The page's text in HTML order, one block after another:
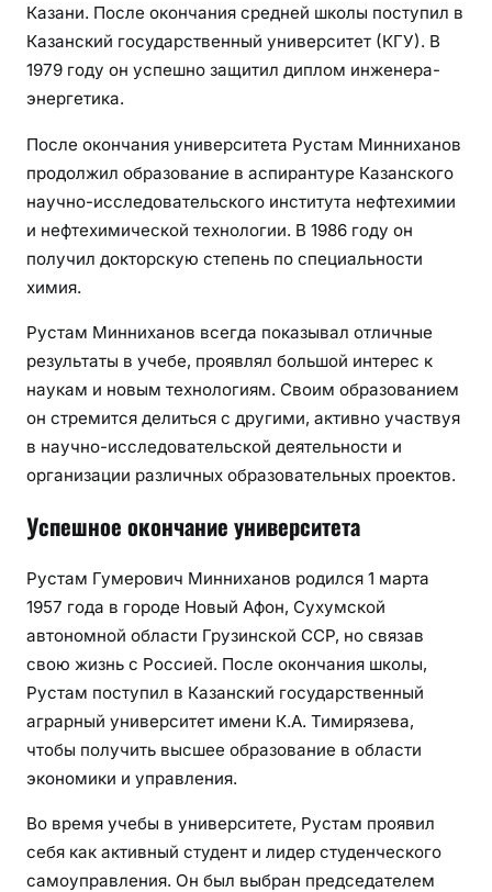
Казани. После окончания средней школы поступил в
Казанский государственный университет (КГУ). В
1979 году он успешно защитил диплом инженера-
энергетика.
После окончания университета Рустам Минниханов
продолжил образование в аспирантуре Казанского
научно-исследовательского института нефтехимии
и нефтехимической технологии. В 1986 году он
получил докторскую степень по специальности
химия.
Рустам Минниханов всегда показывал отличные
результаты в учебе, проявлял большой интерес к
наукам и новым технологиям. Своим образованием
он стремится делиться с другими, активно участвуя
в научно-исследовательской деятельности и
организации различных образовательных проектов.
Успешное окончание университета
Рустам Гумерович Минниханов родился 1 марта
1957 года в городе Новый Афон, Сухумской
автономной области Грузинской ССР, но связав
свою жизнь с Россией. После окончания школы,
Рустам поступил в Казанский государственный
аграрный университет имени К.А. Тимирязева,
чтобы получить высшее образование в области
экономики и управления.
Во время учебы в университете, Рустам проявил
себя как активный студент и лидер студенческого
самоуправления. Он был выбран председателем